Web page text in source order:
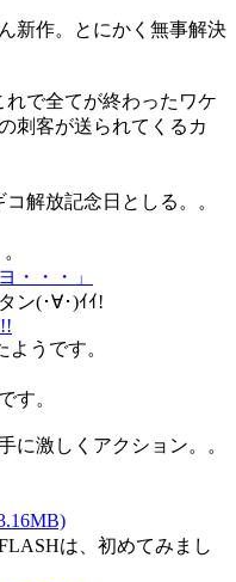
新作。とにかく無事解決
れで全てが終わったワケ
刺客が送られてくるカ
解放記念日としる。。
・・・」
ン(･∀･)ｲｲ!
ようです。
す。
に激しくアクション。。
は、初めてみまし